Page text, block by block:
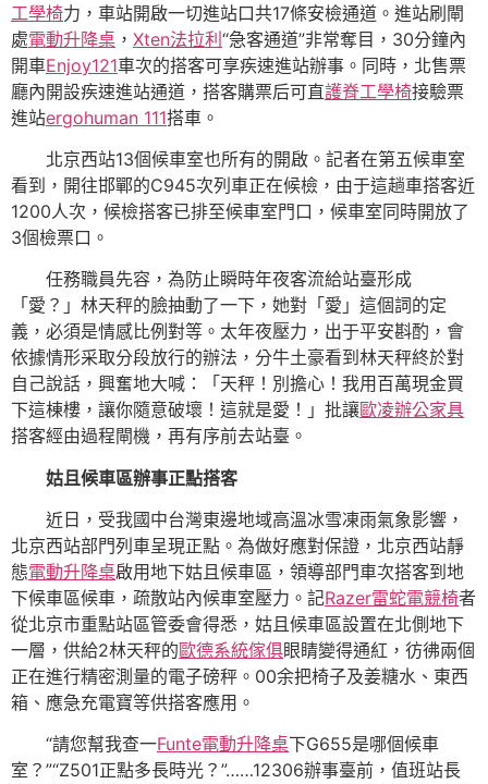
工學椅力，車站開啟一切進站口共17條安檢通道。進站刷閘
處電動升降桌 ， Xten法拉利“急客通道”非常奪目，30分鐘內
開車Enjoy121車次的搭客可享疾速進站辦事。同時，北售票
廳內開設疾速進站通道，搭客購票后可直護脊工學椅接驗票
進站ergohuman 111搭車。
北京西站13個候車室也所有的開啟。記者在第五候車室
看到，開往邯鄲的C945次列車正在候檢，由于這趟車搭客近
1200人次，候檢搭客已排至候車室門口，候車室同時開放了
3個檢票口。
任務職員先容，為防止瞬時年夜客流給站臺形成
「愛？」林天秤的臉抽動了一下，她對「愛」這個詞的定
義，必須是情感比例對等。太年夜壓力，出于平安斟酌，會
依據情形采取分段放行的辦法，分牛土豪看到林天秤終於對
自己說話，興奮地大喊：「天秤！別擔心！我用百萬現金買
下這棟樓，讓你隨意破壞！這就是愛！」批讓歐凌辦公家具
搭客經由過程閘機，再有序前去站臺。
姑且候車區辦事正點搭客
近日，受我國中台灣東邊地域高溫冰雪凍雨氣象影響，
北京西站部門列車呈現正點。為做好應對保證，北京西站靜
態電動升降桌啟用地下姑且候車區，領導部門車次搭客到地
下候車區候車，疏散站內候車室壓力。記Razer雷蛇電競椅者
從北京市重點站區管委會得悉，姑且候車區設置在北側地下
一層，供給2林天秤的歐德系統傢俱眼睛變得通紅，彷彿兩個
正在進行精密測量的電子磅秤。00余把椅子及姜糖水、東西
箱、應急充電寶等供搭客應用。
“請您幫我查一Funte電動升降桌下G655是哪個候車
室？”“Z501正點多長時光？”……12306辦事臺前，值班站長